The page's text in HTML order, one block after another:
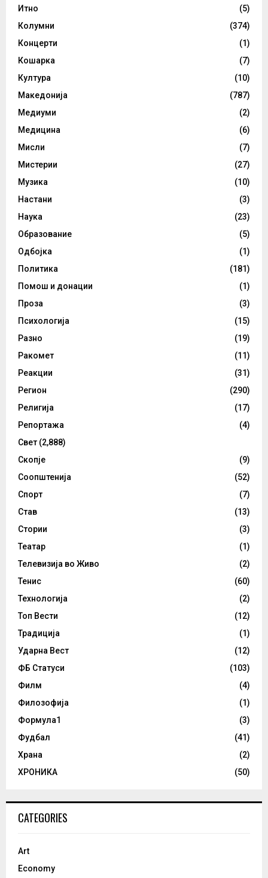
Итно
(5)
Колумни
(374)
Концерти
(1)
Кошарка
(7)
Култура
(10)
Македонија
(787)
Медиуми
(2)
Медицина
(6)
Мисли
(7)
Мистерии
(27)
Музика
(10)
Настани
(3)
Наука
(23)
Образование
(5)
Одбојка
(1)
Политика
(181)
Помош и донации
(1)
Проза
(3)
Психологија
(15)
Разно
(19)
Ракомет
(11)
Реакции
(31)
Регион
(290)
Религија
(17)
Репортажа
(4)
Свет (2,888)
Скопје
(9)
Соопштенија
(52)
Спорт
(7)
Став
(13)
Стории
(3)
Театар
(1)
Телевизија во Живо
(2)
Тенис
(60)
Технологија
(2)
Топ Вести
(12)
Традиција
(1)
Ударна Вест
(12)
ФБ Статуси
(103)
Филм
(4)
Филозофија
(1)
Формула1
(3)
Фудбал
(41)
Храна
(2)
ХРОНИКА
(50)
CATEGORIES
Art
Economy